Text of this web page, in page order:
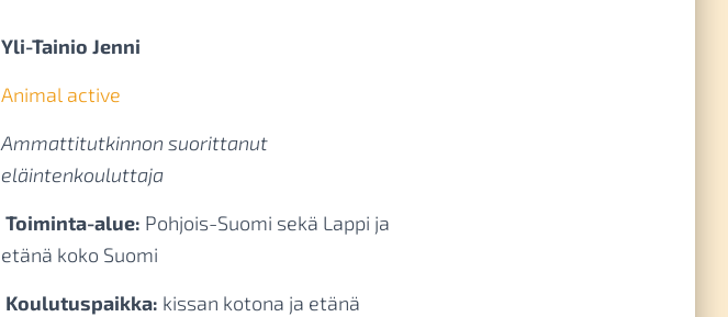
Yli-Tainio Jenni
Animal active
Ammattitutkinnon suorittanut
eläintenkouluttaja
Toiminta-alue: Pohjois-Suomi sekä Lappi ja
etänä koko Suomi
Koulutuspaikka: kissan kotona ja etänä